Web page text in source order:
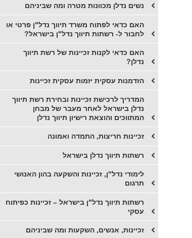
נשים נדלן מכוונות מטרה ומה שביניהם
האם כדאי לפתוח משרד תיווך נדל"ן פרטי או
לחבור ל- רשתות תיווך נדל"ן בישראל?
האם כדאי לקנות זכיינות של רשת תיווך
נדלן?
הזדמנות עסקית יזמות עסקית זכיינות
המדריך לרכישת זכיינות ובחירת רשת תיווך
נדלן בישראל לאחר מעבר של מבחן
המתווכים והוצאת רישיון תיווך נדלן
זכיינות חריצות, התמדה ואמונה
רשתות תיווך נדלן בישראל
לימודי נדל"ן, זכיינות והשקעה בהון האנושי
תרגום
רשתות תיווך נדל"ן בישראל – זכיינות כפיתוח
עסקי
זכיינות, אנשים, השקעות ומה שביניהם